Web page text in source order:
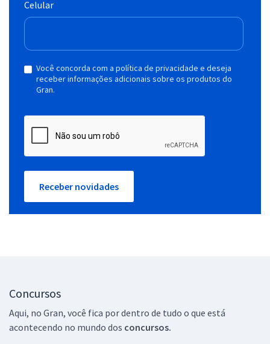
Celular
Você concorda com a política de privacidade e deseja
receber informações adicionais sobre os produtos do
Gran.
Receber novidades
Concursos
Aqui, no Gran, você fica por dentro de tudo o que está
acontecendo no mundo dos concursos.